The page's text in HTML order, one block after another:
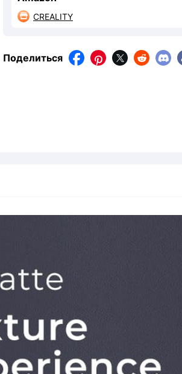
 CREALITY
Поделиться    